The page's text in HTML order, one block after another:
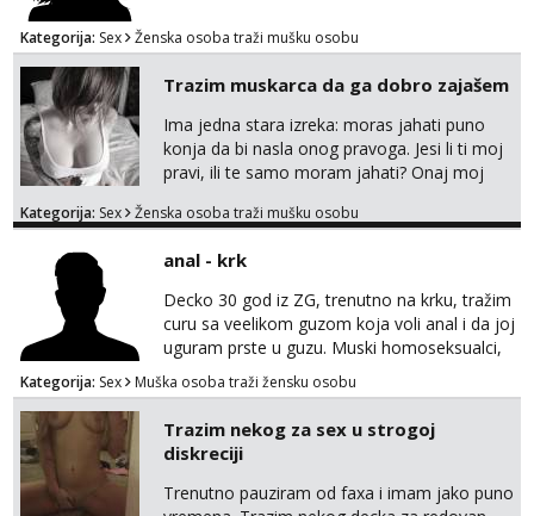
Kategorija: Sex Ženska osoba traži mušku osobu
Trazim muskarca da ga dobro zajašem
Ima jedna stara izreka: moras jahati puno
konja da bi nasla onog pravoga. Jesi li ti moj
pravi, ili te samo moram jahati? Onaj moj
na sexdater link i javi mi se tamo....
Kategorija: Sex Ženska osoba traži mušku osobu
anal - krk
Decko 30 god iz ZG, trenutno na krku, tražim
curu sa veelikom guzom koja voli anal i da joj
uguram prste u guzu. Muski homoseksualci,
parovi i transiči odjebite, ne zanimate me. Bilo
kakva placanja opcenito (gotovina) ili
unaprijed (aircash, paysafecard, bonovi) ne
dolaze u obzir. Javit se prvo porukom na
whatsapp 0958048882.
Kategorija: Sex Muška osoba traži žensku osobu
Trazim nekog za sex u strogoj
diskreciji
Trenutno pauziram od faxa i imam jako puno